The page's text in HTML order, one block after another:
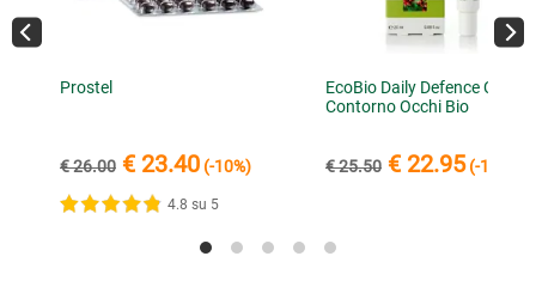
Prostel
€ 26.00 € 23.40(-10%)
4.8 su 5
EcoBio Daily Defence Crema
Contorno Occhi Bio
€ 25.50 € 22.95(-10%)